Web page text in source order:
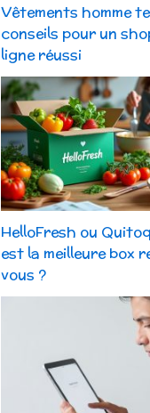
Vêtements homme
conseils pour un
ligne réussi
HelloFresh ou
est la meilleure box
vous ?